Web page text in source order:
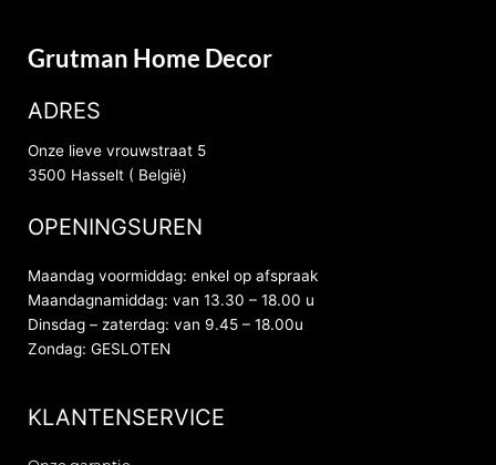
Grutman Home Decor
ADRES
Onze lieve vrouwstraat 5
3500 Hasselt ( België)
OPENINGSUREN
Maandag voormiddag: enkel op afspraak
Maandagnamiddag: van 13.30 – 18.00 u
Dinsdag – zaterdag: van 9.45 – 18.00u
Zondag: GESLOTEN
KLANTENSERVICE